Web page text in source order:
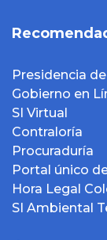
Presidencia
Gobierno en
SI Virtual
Contraloría
Procuraduría
Portal único
Hora Legal
SI Ambiental